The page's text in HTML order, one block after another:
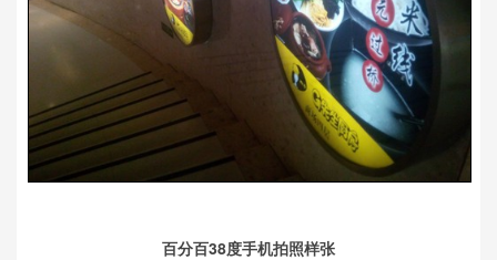
百分百38度手机拍照样张